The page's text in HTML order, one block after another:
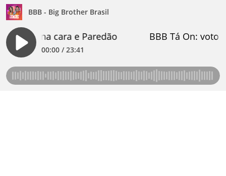
BBB - Big Brother Brasil
voto na cara e Paredão BBB Tá On: voto
00:00 / 23:41